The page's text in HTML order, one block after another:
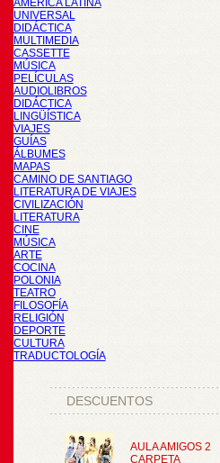
AMÉRICA LATINA
UNIVERSAL
DIDÁCTICA
MULTIMEDIA
CASSETTE
MÚSICA
PELÍCULAS
AUDIOLIBROS
DIDÁCTICA
LINGÜÍSTICA
VIAJES
GUÍAS
ÁLBUMES
MAPAS
CAMINO DE SANTIAGO
LITERATURA DE VIAJES
CIVILIZACIÓN
LITERATURA
CINE
MÚSICA
ARTE
COCINA
POLONIA
TEATRO
FILOSOFÍA
RELIGIÓN
DEPORTE
CULTURA
TRADUCTOLOGÍA
DESCUENTOS
AULA AMIGOS 2
CARPETA